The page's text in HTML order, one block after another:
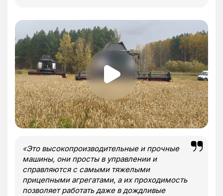
«Это высокопроизводительные и прочные
машины, они просты в управлении и
справляются с самыми тяжелыми
прицепными агрегатами, а их проходимость
позволяет работать даже в дождливые